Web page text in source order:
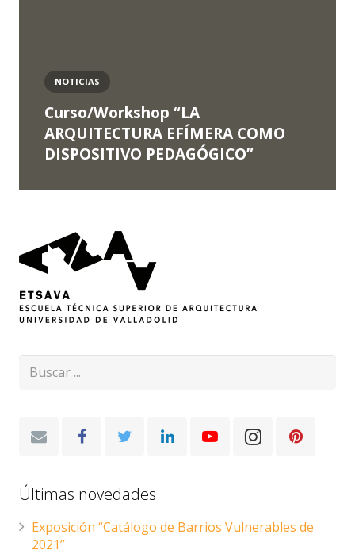
Curso/Workshop “LA
ARQUITECTURA EFÍMERA COMO
DISPOSITIVO PEDAGÓGICO”
NOTICIAS
Últimas novedades
Exposición “Catálogo de Barrios Vulnerables de
2021”